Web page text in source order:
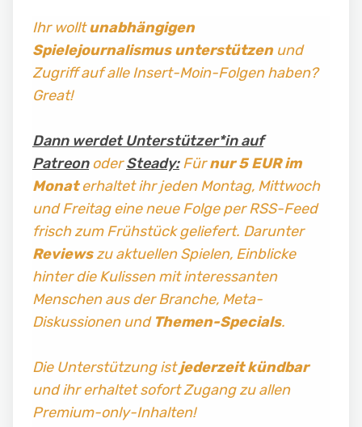
Ihr wolltunabhängigen
Spielejournalismus unterstützenund
Zugriff auf alle Insert-Moin-Folgen haben?
Great!
Dann werdet Unterstützer*in auf
PatreonoderSteady:Fürnur 5 EUR im
Monaterhaltet ihr jeden Montag, Mittwoch
und Freitag eine neue Folge per RSS-Feed
frisch zum Frühstück geliefert. Darunter
Reviewszu aktuellen Spielen, Einblicke
hinter die Kulissen mit interessanten
Menschen aus der Branche, Meta-
Diskussionen und Themen-Specials.
Die Unterstützung istjederzeit kündbar
und ihr erhaltet sofort Zugang zu allen
Premium-only-Inhalten!